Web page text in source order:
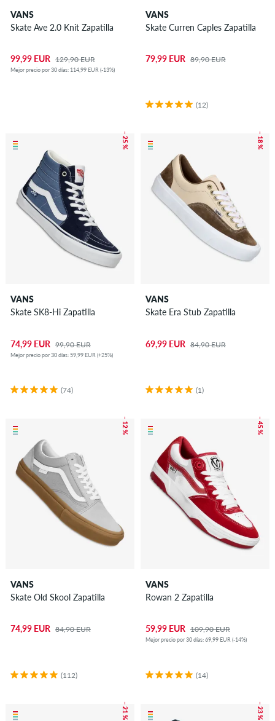
VANS
Skate Ave 2.0 Knit Zapatilla
99,99 EUR 129,90 EUR
Mejor precio por 30 días: 114,99 EUR (-13%)
VANS
Skate Curren Caples Zapatilla
79,99 EUR 89,90 EUR
(12)
– 25 %
VANS
Skate SK8-Hi Zapatilla
74,99 EUR 99,90 EUR
Mejor precio por 30 días: 59,99 EUR (+25%)
(74)
– 18 %
VANS
Skate Era Stub Zapatilla
69,99 EUR 84,90 EUR
(1)
– 12 %
VANS
Skate Old Skool Zapatilla
74,99 EUR 84,90 EUR
(112)
– 45 %
VANS
Rowan 2 Zapatilla
59,99 EUR 109,90 EUR
Mejor precio por 30 días: 69,99 EUR (-14%)
(14)
– 21 % – 23 %